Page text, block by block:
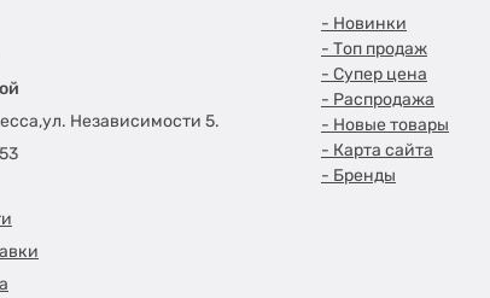
Независимости 5.
- Новинки
- Топ продаж
- Супер цена
- Распродажа
- Новые товары
- Карта сайта
- Бренды